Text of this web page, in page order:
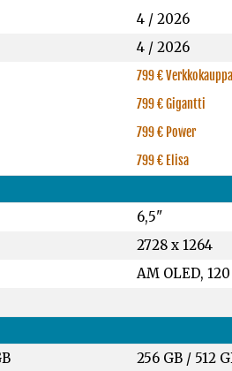
4 / 2026
4 / 2026
799 €
799 € Gigantti
799 € Power
799 € Elisa
6,5"
2728 x 1264
AM OLED,
256 GB/ 512